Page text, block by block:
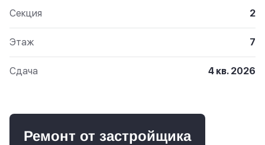
Секция 2
Этаж 7
Сдача 4 кв. 2026
Ремонт от застройщика